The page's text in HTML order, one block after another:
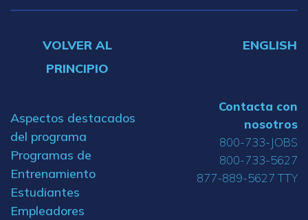
VOLVER AL
PRINCIPIO
ENGLISH
Aspectos destacados
del programa
Programas de
Entrenamiento
Estudiantes
Empleadores
Contacta con
nosotros
800-733-JOBS
800-733-5627
877-889-5627 TTY